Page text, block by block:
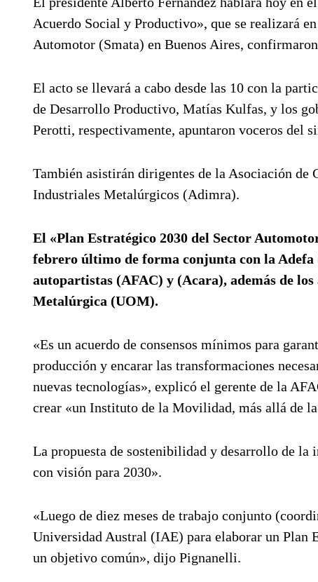
Acuerdo Social y Productivo», que se realizará
Automotor (Smata) en Buenos Aires,
El acto se llevará a cabo desde las 10 con la
de Desarrollo Productivo, Matías Kulfas, y los
Perotti, respectivamente, apuntaron voceros del
También asistirán dirigentes de la Asociación de
Industriales Metalúrgicos (Adimra).
El «Plan Estratégico 2030 del Sector
febrero último de forma conjunta con la Adefa
autopartistas (AFAC) y (Acara), además de
Metalúrgica (UOM).
«Es un acuerdo de consensos mínimos para
producción y encarar las transformaciones
nuevas tecnologías», explicó el gerente de la
crear «un Instituto de la Movilidad, más allá de
La propuesta de sostenibilidad y desarrollo de
con visión para 2030».
«Luego de diez meses de trabajo conjunto
Universidad Austral (IAE) para elaborar un Plan
un objetivo común», dijo Pignanelli.